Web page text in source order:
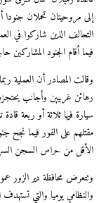
إلى مروحيتان تحملان جنودا
التحالف الذين شاركوا في
فيما أقام الجنود المشاركين
وقالت المصادر أن العملية
رهائن غربيين وأجانب
سيارة فيها ثلاثة أو ربعة
مقتلهم على الفور فيما نجح
الأقل من حراس السجن
وتتعرض محافظة دير الزور
والنظامي يوميا والتي